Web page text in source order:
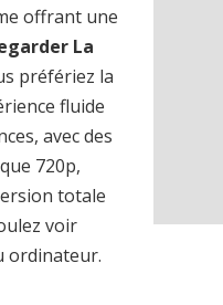
offrant une
La
préfériez la
fluide
avec des
720p,
totale
voir
ordinateur.